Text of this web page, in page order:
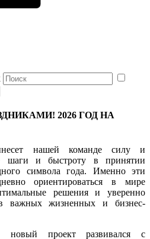
2026 ГОД НА
нашей команде силу и
шаги и быстроту в принятии
символа года. Именно эти
ориентироваться в мире
решения и уверенно
в важных жизненных и бизнес-
проект развивался с